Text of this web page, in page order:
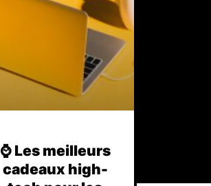
⌚️ Les meilleurs
cadeaux high-